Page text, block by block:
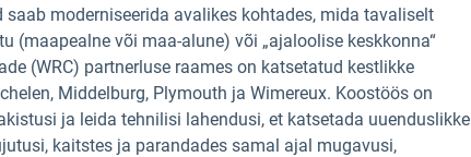
moderniseerida avalikes kohtades, mida tavaliselt
(maapealne või maa-alune) või „ajaloolise keskkonna“
(WRC) partnerluse raames on katsetatud kestlikke
Middelburg, Plymouth ja Wimereux. Koostöös on
ja leida tehnilisi lahendusi, et katsetada uuenduslikke
kaitstes ja parandades samal ajal mugavusi,